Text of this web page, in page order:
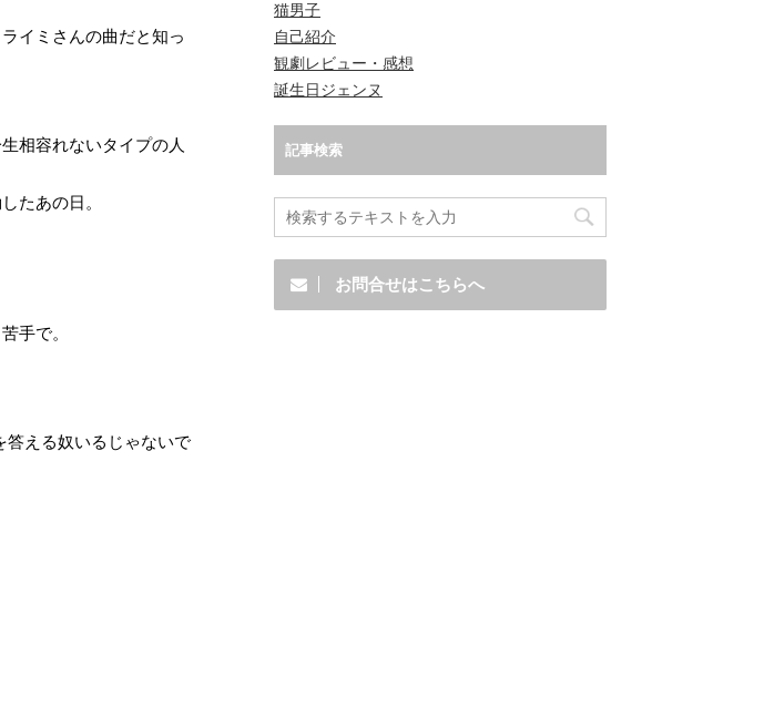
イミさんの曲だと知っ
相容れないタイプの人
たあの日。
手で。
答える奴いるじゃないで
猫男子
自己紹介
観劇レビュー・感想
誕生日ジェンヌ
記事検索
お問合せはこちらへ